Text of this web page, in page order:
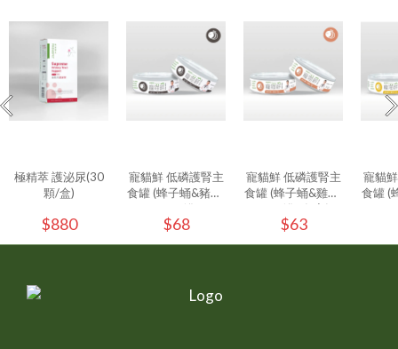
極精萃 護泌尿(30
顆/盒)
$880
寵貓鮮 低磷護腎主
食罐 (蜂子蛹&豬肉)
80g/罐
$68
寵貓鮮 低磷護腎主
食罐 (蜂子蛹&雞肉)
80g/罐 - (1入)
$63
寵貓
食罐 (